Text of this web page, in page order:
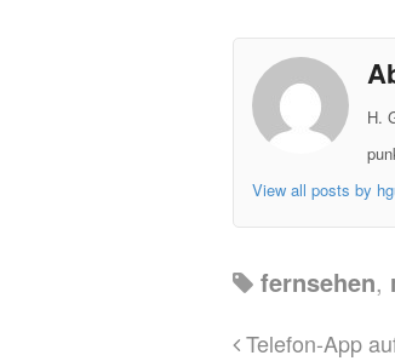
H.
View all posts by
fernsehen,
Telefon-App